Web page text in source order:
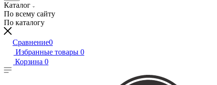
Каталог
По всему сайту
По каталогу
Сравнение0
Избранные товары 0
Корзина 0